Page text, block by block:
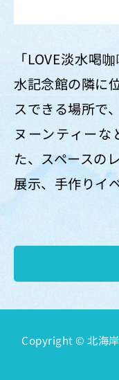
「LOVE淡水喝
水記念館の隣に
スできる場所で
ヌーンティーな
た、スペースの
展示、手作りイ
Copyright © 北海